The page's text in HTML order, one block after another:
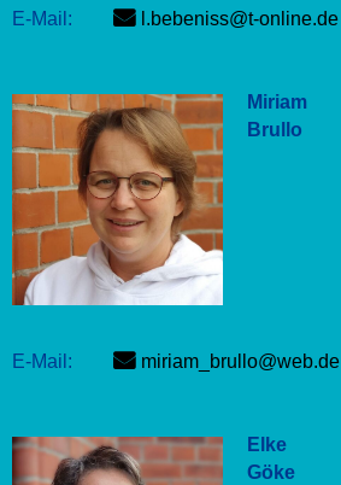
E-Mail: l.bebeniss@t-online.de
Miriam
Brullo
E-Mail: miriam_brullo@web.de
Elke
Göke